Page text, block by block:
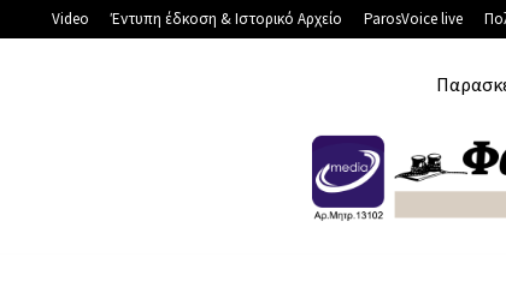
Video Έντυπη έδκοση & Ιστορικό Αρχείο ParosVoice live